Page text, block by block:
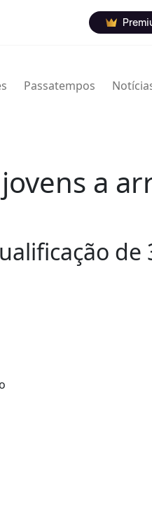
Passatempos
a
de